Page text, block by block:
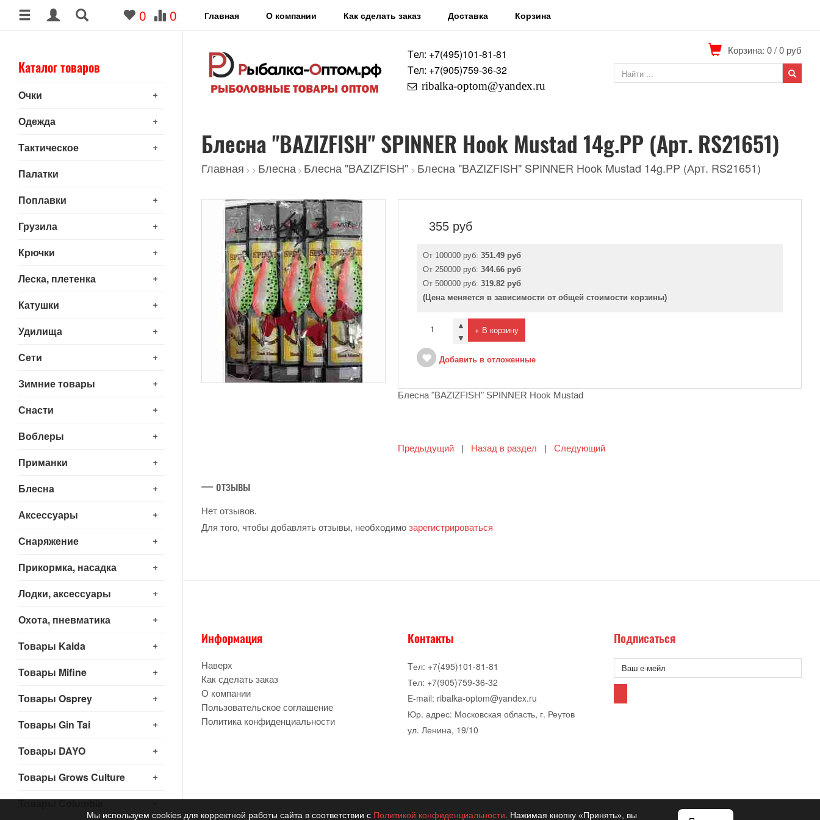
0 0 Главная О компании Как сделать заказ Доставка Корзина
Каталог товаров
+
Очки
+
Одежда
+
Тактическое
Палатки
+
Поплавки
+
Грузила
+
Крючки
+
Леска, плетенка
+
Катушки
+
Удилища
+
Сети
+
Зимние товары
+
Снасти
+
Воблеры
+
Приманки
+
Блесна
+
Аксессуары
+
Снаряжение
+
Прикормка, насадка
+
Лодки, аксессуары
+
Охота, пневматика
+
Товары Kaida
+
Товары Mifine
+
Товары Osprey
+
Товары Gin Tai
+
Товары DAYO
+
Товары Grows Culture
+
Товары Columbia
Tел: +7(495)101-81-81
Tел: +7(905)759-36-32
ribalka-optom@yandex.ru
Корзина: 0/0 руб
Блесна "BAZIZFISH" SPINNER Hook Mustad 14g.PP (Арт. RS21651)
Главная > > Блесна > Блесна "BAZIZFISH" > Блесна "BAZIZFISH" SPINNER Hook Mustad 14g.PP (Арт. RS21651)
355 руб
От 100000 руб: 351.49 руб
От 250000 руб: 344.66 руб
От 500000 руб: 319.82 руб
(Цена меняется в зависимости от общей стоимости корзины)
▲
▼
+ В корзину
Добавить в отложенные
Блесна "BAZIZFISH" SPINNER Hook Mustad
Предыдущий | Назад в раздел | Следующий
— отзывы
Нет отзывов.
Для того, чтобы добавлять отзывы, необходимо зарегистрироваться
Информация
Наверх
Как сделать заказ
О компании
Пользовательское соглашение
Политика конфиденциальности
Контакты
Tел: +7(495)101-81-81
Тел: +7(905)759-36-32
E-mail: ribalka-optom@yandex.ru
Юр. адрес: Московская область, г. Реутов
ул. Ленина, 19/10
Подписаться
Мы используем cookies для корректной работы сайта в соответствии с Политикой конфиденциальности . Нажимая кнопку «Принять», вы